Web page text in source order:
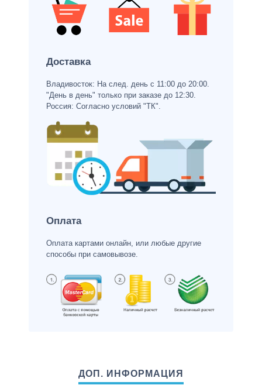
Доставка
Владивосток: На след. день с 11:00 до 20:00.
"День в день" только при заказе до 12:30.
Россия: Согласно условий "ТК".
Оплата
Оплата картами онлайн, или любые другие
способы при самовывозе.